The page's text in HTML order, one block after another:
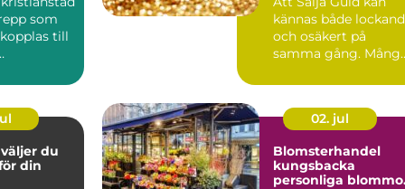
som
till
kännas både
och osäkert på
samma gång.
ärvda ri...
din
02. jul
Blomsterhandel
kungsbacka
personliga